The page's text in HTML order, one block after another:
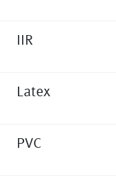
IIR
Latex
PVC